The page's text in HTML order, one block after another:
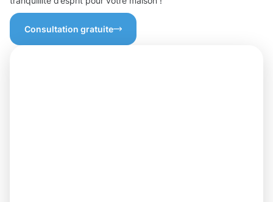
Consultation gratuite